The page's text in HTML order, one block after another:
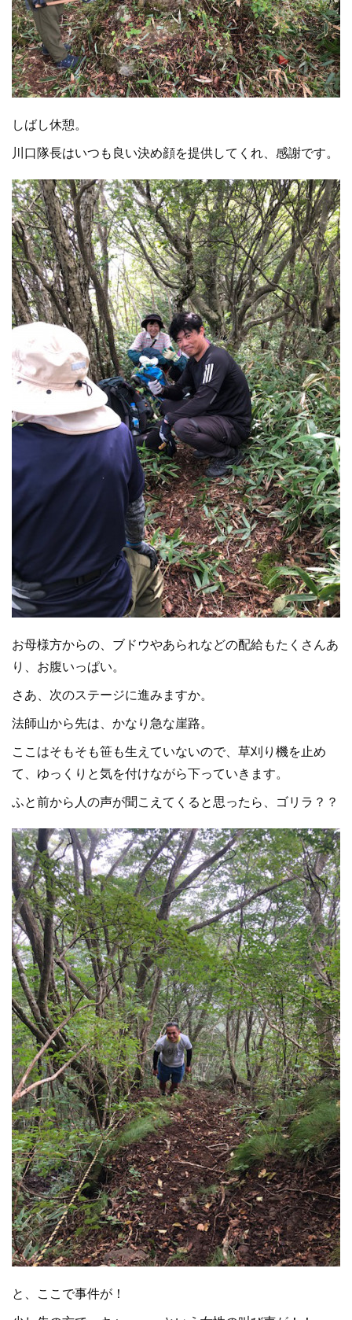
しばし休憩。
川口隊長はいつも良い決め顔を提供してくれ、感謝です。
お母様方からの、ブドウやあられなどの配給もたくさんあ
り、お腹いっぱい。
さあ、次のステージに進みますか。
法師山から先は、かなり急な崖路。
ここはそもそも笹も生えていないので、草刈り機を止め
て、ゆっくりと気を付けながら下っていきます。
ふと前から人の声が聞こえてくると思ったら、ゴリラ？？
と、ここで事件が！